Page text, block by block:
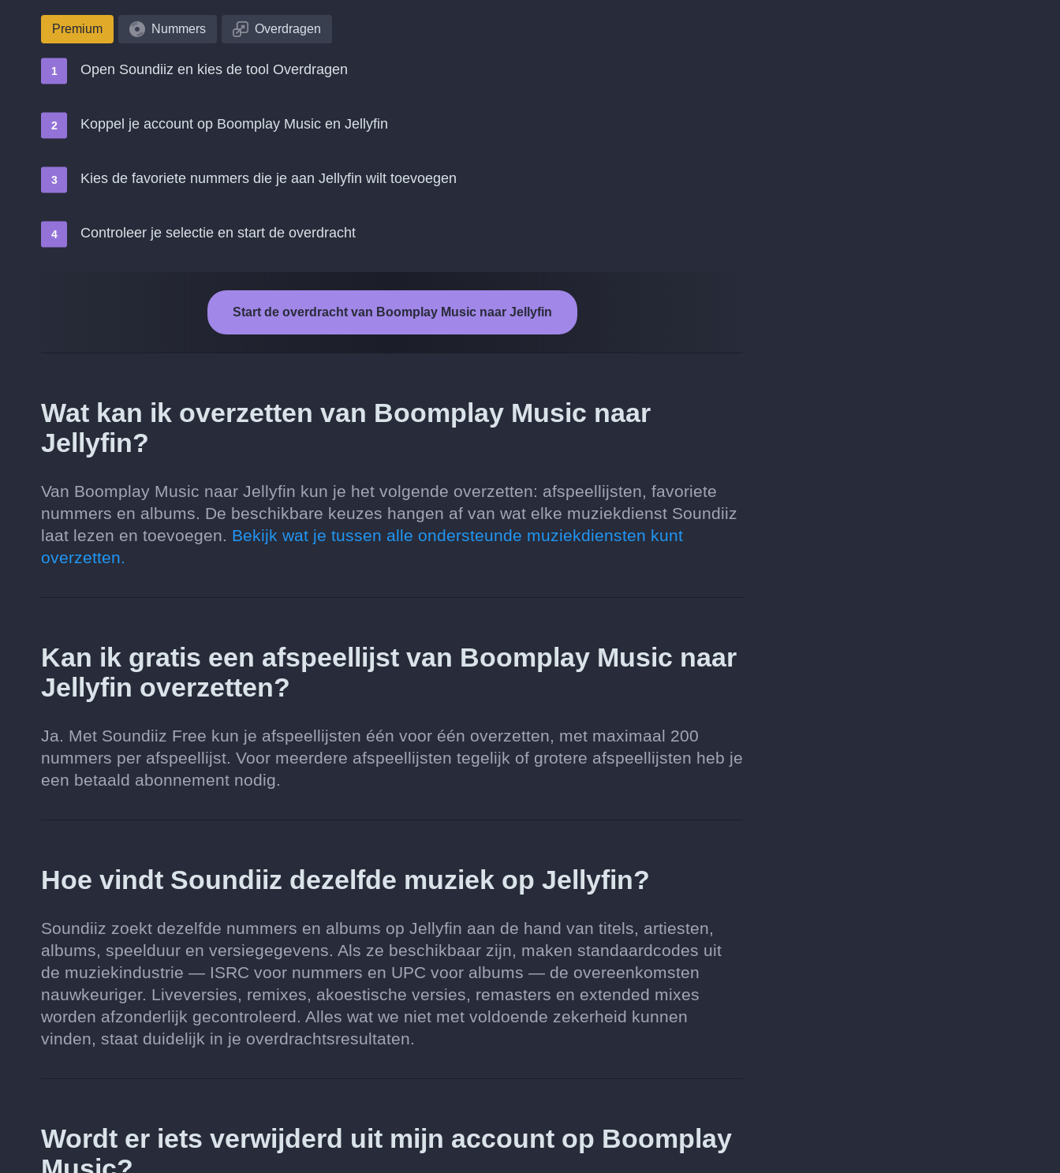
Premium Nummers Overdragen
Open Soundiiz en kies de tool Overdragen
Koppel je account op Boomplay Music en Jellyfin
Kies de favoriete nummers die je aan Jellyfin wilt toevoegen
Controleer je selectie en start de overdracht
Start de overdracht van Boomplay Music naar Jellyfin
Wat kan ik overzetten van Boomplay Music naar
Jellyfin?
Van Boomplay Music naar Jellyfin kun je het volgende overzetten: afspeellijsten, favoriete
nummers en albums. De beschikbare keuzes hangen af van wat elke muziekdienst Soundiiz
laat lezen en toevoegen. Bekijk wat je tussen alle ondersteunde muziekdiensten kunt
overzetten.
Kan ik gratis een afspeellijst van Boomplay Music naar
Jellyfin overzetten?
Ja. Met Soundiiz Free kun je afspeellijsten één voor één overzetten, met maximaal 200
nummers per afspeellijst. Voor meerdere afspeellijsten tegelijk of grotere afspeellijsten heb je
een betaald abonnement nodig.
Hoe vindt Soundiiz dezelfde muziek op Jellyfin?
Soundiiz zoekt dezelfde nummers en albums op Jellyfin aan de hand van titels, artiesten,
albums, speelduur en versiegegevens. Als ze beschikbaar zijn, maken standaardcodes uit
de muziekindustrie — ISRC voor nummers en UPC voor albums — de overeenkomsten
nauwkeuriger. Liveversies, remixes, akoestische versies, remasters en extended mixes
worden afzonderlijk gecontroleerd. Alles wat we niet met voldoende zekerheid kunnen
vinden, staat duidelijk in je overdrachtsresultaten.
Wordt er iets verwijderd uit mijn account op Boomplay